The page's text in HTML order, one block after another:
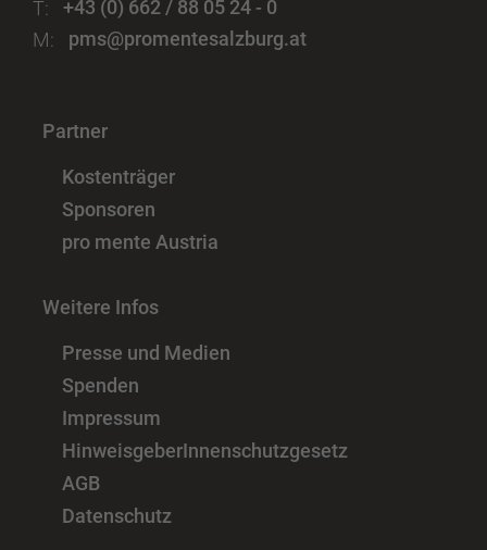
T:
+43 (0) 662 / 88 05 24 - 0
M:
pms@promentesalzburg.at
Partner
Kostenträger
Sponsoren
pro mente Austria
Weitere Infos
Presse und Medien
Spenden
Impressum
HinweisgeberInnenschutzgesetz
AGB
Datenschutz